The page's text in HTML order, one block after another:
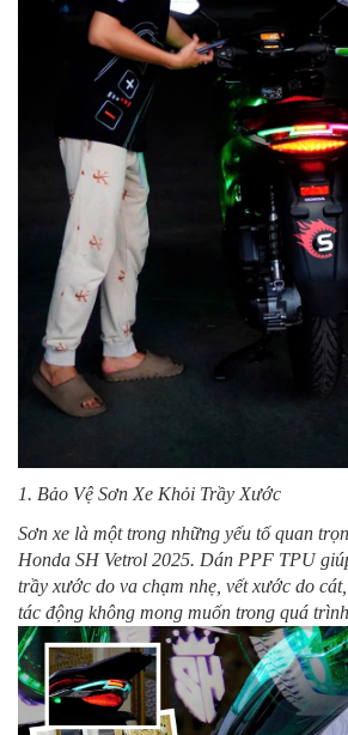
1. Bảo Vệ Sơn Xe Khỏi Trầy Xước
Sơn xe là một trong những yếu tố quan
Honda SH Vetrol 2025. Dán PPF TPU
trầy xước do va chạm nhẹ, vết xước do
tác động không mong muốn trong quá